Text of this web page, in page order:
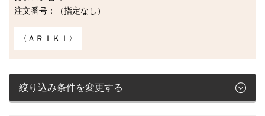
注文番号：（指定なし）
〈ＡＲＩＫＩ〉
絞り込み条件を変更する